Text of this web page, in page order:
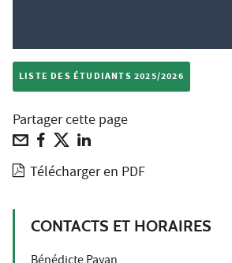
LISTE DES ÉTUDIANTS 2025/2026
Partager cette page
Télécharger en PDF
CONTACTS ET HORAIRES